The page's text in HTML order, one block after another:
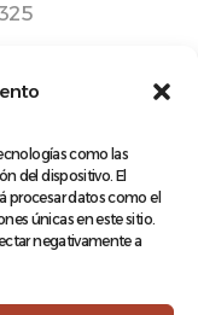
como las
del dispositivo. El
procesar datos como el
únicas en este sitio.
negativamente a
Cuauhtémoc,